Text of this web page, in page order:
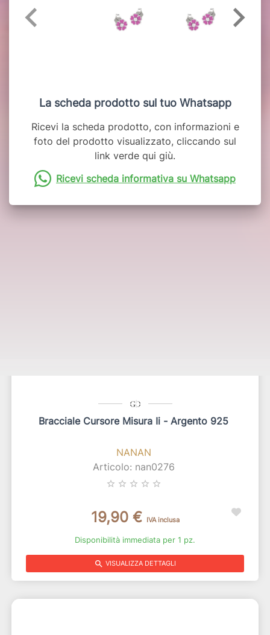
La scheda prodotto sul tuo Whatsapp
Ricevi la scheda prodotto, con informazioni e
foto del prodotto visualizzato, cliccando sul
link verde qui giù.
Ricevi scheda informativa su Whatsapp
Bracciale Cursore Misura Ii - Argento 925
NANAN
Articolo: nan0276
star_border star_border star_border star_border star_border
19,90 € IVA inclusa
Disponibilità immediata per 1 pz.
search VISUALIZZA DETTAGLI